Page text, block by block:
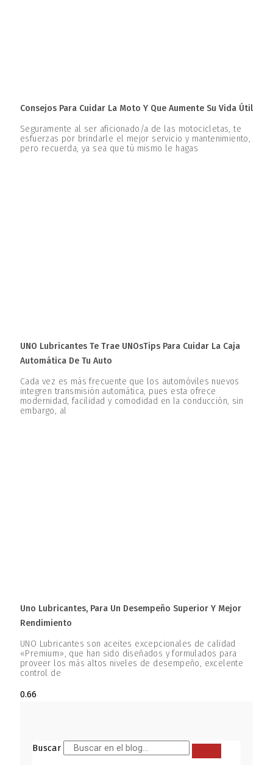
Consejos Para Cuidar La Moto Y Que Aumente Su Vida Útil
Seguramente al ser aficionado/a de las motocicletas, te
esfuerzas por brindarle el mejor servicio y mantenimiento,
pero recuerda, ya sea que tú mismo le hagas
UNO Lubricantes Te Trae UNOsTips Para Cuidar La Caja
Automática De Tu Auto
Cada vez es más frecuente que los automóviles nuevos
integren transmisión automática, pues esta ofrece
modernidad, facilidad y comodidad en la conducción, sin
embargo, al
Uno Lubricantes, Para Un Desempeño Superior Y Mejor
Rendimiento
UNO Lubricantes son aceites excepcionales de calidad
«Premium», que han sido diseñados y formulados para
proveer los más altos niveles de desempeño, excelente
control de
Buscar